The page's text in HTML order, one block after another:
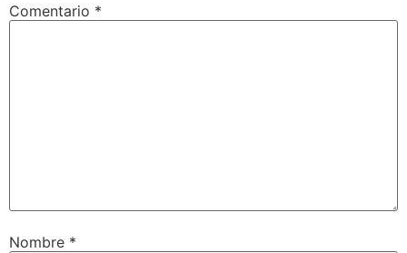
Comentario *
Nombre *